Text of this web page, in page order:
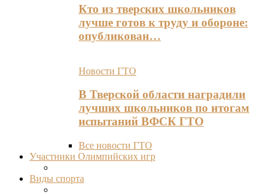
Кто из тверских школьников
лучше готов к труду и обороне:
опубликован…
Новости ГТО
В Тверской области наградили
лучших школьников по итогам
испытаний ВФСК ГТО
Все новости ГТО
Участники Олимпийских игр
Виды спорта